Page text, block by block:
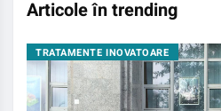
Articole în trending
TRATAMENTE INOVATOARE